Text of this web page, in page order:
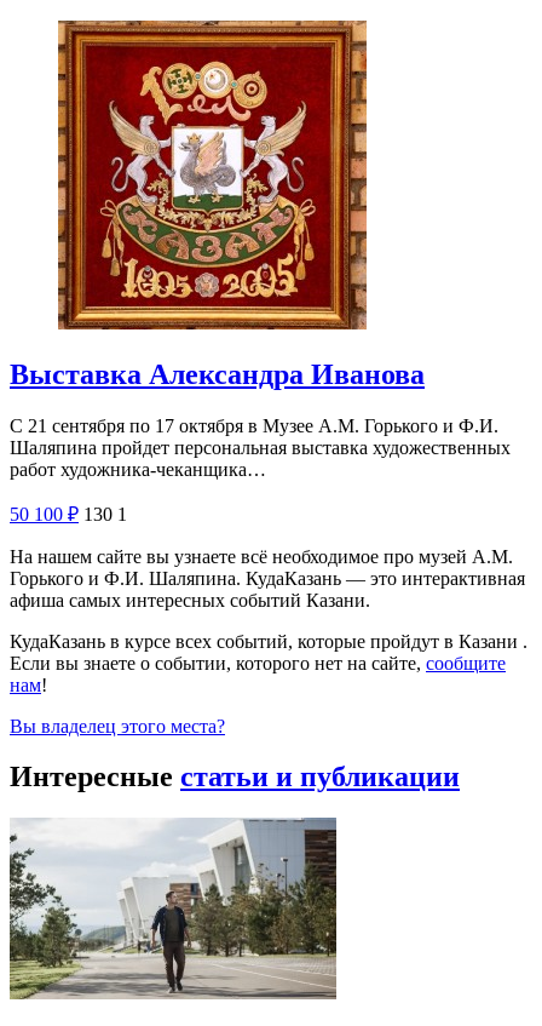
Выставка Александра Иванова
С 21 сентября по 17 октября в Музее А.М. Горького и Ф.И.
Шаляпина пройдет персональная выставка художественных
работ художника-чеканщика…
50 100 ₽ 130 1
На нашем сайте вы узнаете всё необходимое про музей А.М.
Горького и Ф.И. Шаляпина. КудаКазань — это интерактивная
афиша самых интересных событий Казани.
КудаКазань в курсе всех событий, которые пройдут в Казани .
Если вы знаете о событии, которого нет на сайте, сообщите
нам!
Вы владелец этого места?
Интересные статьи и публикации